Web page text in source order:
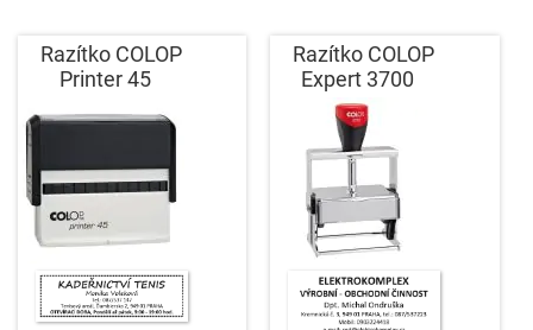
Razítko COLOP
Printer 45
Razítko COLOP
Expert 3700